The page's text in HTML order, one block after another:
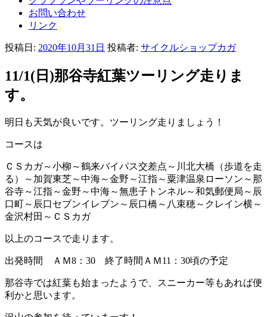
お問い合わせ
リンク
投稿日: 2020年10月31日 投稿者: サイクルショップカガ
11/1(日)那谷寺紅葉ツーリング走りま
す。
明日も天気が良いです。ツーリング走りましょう！
コースは
ＣＳカガ～小柳～鶴来バイパス交差点～川北大橋（歩道を走
る）～加賀東芝～中海～金野～江指～粟津温泉ローソン～那
谷寺～江指～金野～中海～無患子トンネル～和気郵便局～辰
口町～辰口セブンイレブン～辰口橋～八束穂～クレイン横～
金沢村田～ＣＳカガ
以上のコースで走ります。
出発時間 ＡＭ8：30 終了時間ＡＭ11：30頃の予定
那谷寺では紅葉も始まったようで、スニーカー等もあれば便
利かと思います。